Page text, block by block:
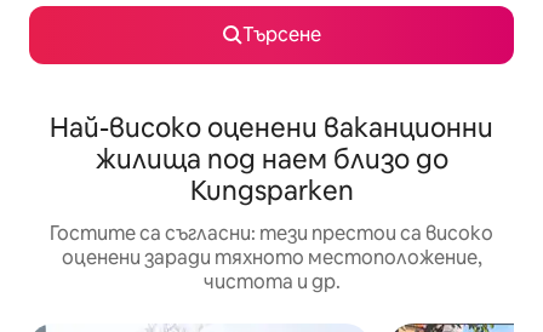
Търсене
Най-високо оценени ваканционни
жилища под наем близо до
Kungsparken
Гостите са съгласни: тези престои са високо
оценени заради тяхното местоположение,
чистота и др.